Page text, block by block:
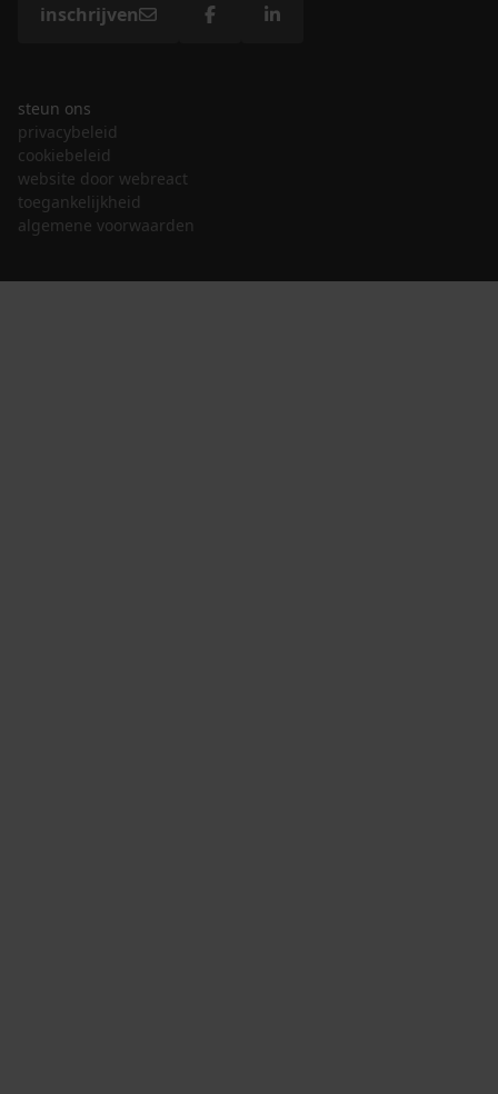
inschrijven
steun ons
privacybeleid
cookiebeleid
website door webreact
toegankelijkheid
algemene voorwaarden